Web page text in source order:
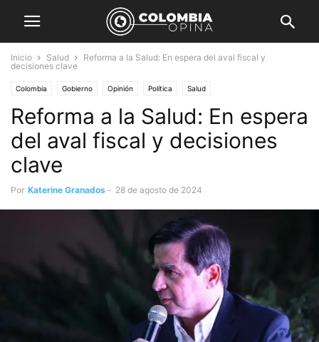
Inicio Salud
Reforma a la Salud: En espera del aval fiscal y
decisiones clave
Colombia Gobierno Opinión Política Salud
Reforma a la Salud: En espera
del aval fiscal y decisiones
clave
Por Katerine Granados - 28 de agosto de 2024